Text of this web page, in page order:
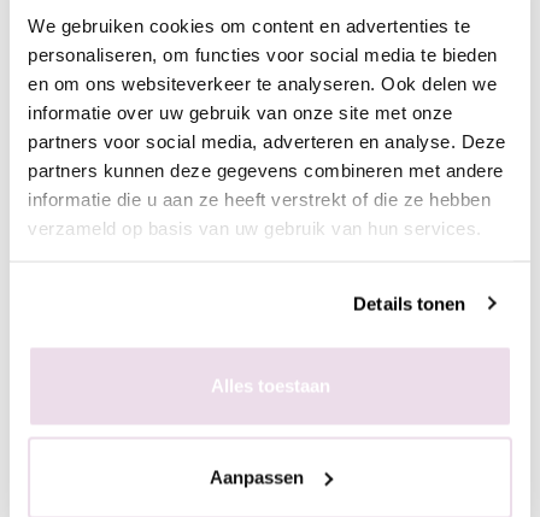
We gebruiken cookies om content en advertenties te
personaliseren, om functies voor social media te bieden
en om ons websiteverkeer te analyseren. Ook delen we
informatie over uw gebruik van onze site met onze
partners voor social media, adverteren en analyse. Deze
partners kunnen deze gegevens combineren met andere
informatie die u aan ze heeft verstrekt of die ze hebben
verzameld op basis van uw gebruik van hun services.
Details tonen
Alles toestaan
Aanpassen
acryl/gel
Vijl de kunstnagel in model
Breng een topcoat naar wens aan, bijvoorbeeld next top,
high shine of glossy top
Indien je met gel werkt raden we de titanium gel clear
aan, werk je liever met acryl? Kies dan voor de perfect
clear.
In de plaklaag van de gekleurde gelpolish
Bereid de natuurlijke nagel voor door de glans te
ultrabond aan te brengen
Breng de rubber base, superbond base gel, of Be
Kies een gelpolish naar wens, breng deze 2 dunne lagen
aan (telkens uitharden, 30 sec sunlight, 2 min UV)